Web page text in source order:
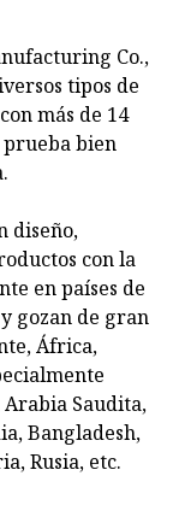
Co.,
tipos de
más de 14
prueba bien
diseño,
con la
en países de
gozan de gran
África,
Saudita,
Bangladesh,
Rusia, etc.